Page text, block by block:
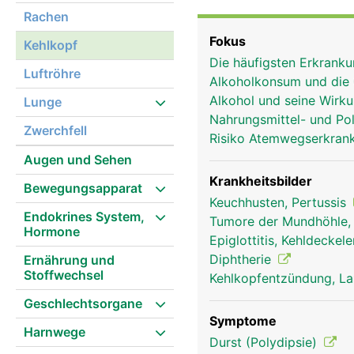
Rachen
Kehlkopf
Luftröhre
Lunge
Zwerchfell
Augen und Sehen
Bewegungsapparat
Endokrines System,
Hormone
Ernährung und
Stoffwechsel
Geschlechtsorgane
Harnwege
die Luftröhre in die
zur Tonerzeugung. Die
Stellknorpel weiter und
und der
Ton, der durch die
(Resonanz). Mit der
tiefer. Diese
ausgeprägt als bei
Fokus
Die häufigsten
Alkoholkonsum und die
Alkohol und seine
Nahrungsmittel- und
Risiko
Krankheitsbilder
Keuchhusten, Pertussis
Tumore der
Epiglottitis,
Diphtherie
Kehlkopfentzündung,
Symptome
Durst (Polydipsie)